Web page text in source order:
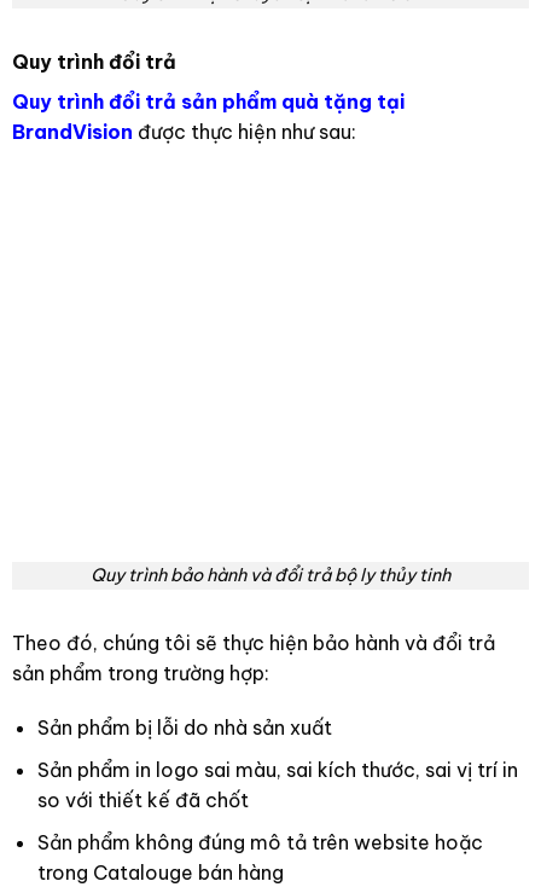
Quy trình đổi trả
Quy trình đổi trả sản phẩm quà tặng tại
BrandVision được thực hiện như sau:
Quy trình bảo hành và đổi trả bộ ly thủy tinh
Theo đó, chúng tôi sẽ thực hiện bảo hành và đổi trả
sản phẩm trong trường hợp:
Sản phẩm bị lỗi do nhà sản xuất
Sản phẩm in logo sai màu, sai kích thước, sai vị trí in
so với thiết kế đã chốt
Sản phẩm không đúng mô tả trên website hoặc
trong Catalouge bán hàng